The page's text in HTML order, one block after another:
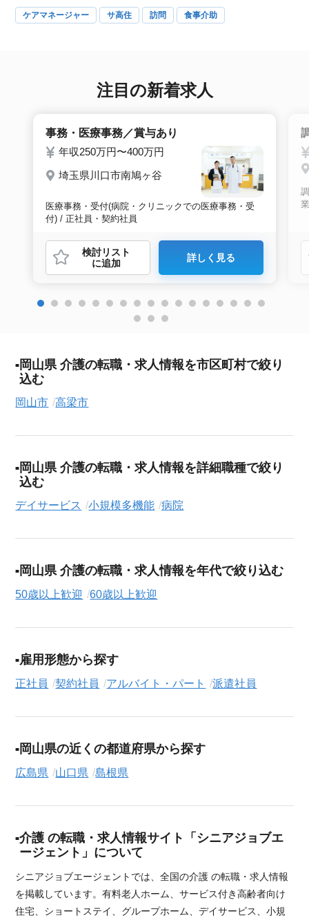
ケアマネージャー サ高住 訪問 食事介助
注目の新着求人
事務・医療事務／賞与あり
年収250万円〜400万円
埼玉県川口市南鳩ヶ谷
医療事務・受付(病院・クリニックでの医療事務・受
付) / 正社員・契約社員
検討リスト
に追加
詳しく見る
岡山県 介護の転職・求人情報を市区町村で絞り
込む
岡山市 高梁市
岡山県 介護の転職・求人情報を詳細職種で絞り
込む
デイサービス 小規模多機能 病院
岡山県 介護の転職・求人情報を年代で絞り込む
50歳以上歓迎 60歳以上歓迎
雇用形態から探す
正社員 契約社員 アルバイト・パート 派遣社員
岡山県の近くの都道府県から探す
広島県 山口県 島根県
介護 の転職・求人情報サイト「シニアジョブエ
ージェント」について
シニアジョブエージェントでは、全国の介護 の転職・求人情報
を掲載しています。有料老人ホーム、サービス付き高齢者向け
住宅、ショートステイ、グループホーム、デイサービス、小規